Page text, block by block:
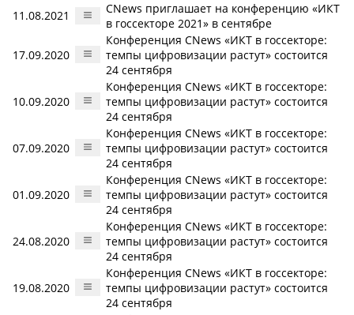
11.08.2021
CNews приглашает на конференцию «ИКТ
в госсекторе 2021» в сентябре
17.09.2020
Конференция CNews «ИКТ в госсекторе:
темпы цифровизации растут» состоится
24 сентября
10.09.2020
Конференция CNews «ИКТ в госсекторе:
темпы цифровизации растут» состоится
24 сентября
07.09.2020
Конференция CNews «ИКТ в госсекторе:
темпы цифровизации растут» состоится
24 сентября
01.09.2020
Конференция CNews «ИКТ в госсекторе:
темпы цифровизации растут» состоится
24 сентября
24.08.2020
Конференция CNews «ИКТ в госсекторе:
темпы цифровизации растут» состоится
24 сентября
19.08.2020
Конференция CNews «ИКТ в госсекторе:
темпы цифровизации растут» состоится
24 сентября